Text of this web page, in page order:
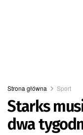
Strona główna Sport
Starks
dwa